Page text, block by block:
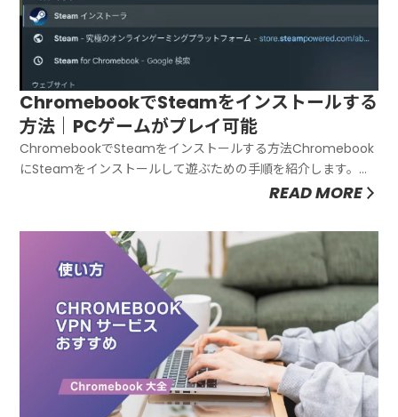
ChromebookでSteamをインストールする
方法｜PCゲームがプレイ可能
ChromebookでSteamをインストールする方法Chromebook
にSteamをインストールして遊ぶための手順を紹介します。お
およそ1時間ほどあれば大丈夫です。（1）Chromebook for
が、対象機種リストと必要な...
READ MORE